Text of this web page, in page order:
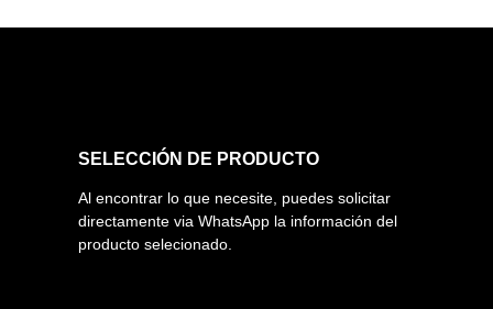
SELECCIÓN DE PRODUCTO
Al encontrar lo que necesite, puedes solicitar
directamente via WhatsApp la información del
producto selecionado.